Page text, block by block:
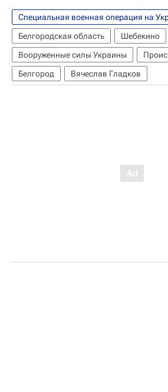
Специальная военная операция на
Белгородская область
Шебекино
Вооруженные силы Украины
Белгород
Вячеслав Гладков